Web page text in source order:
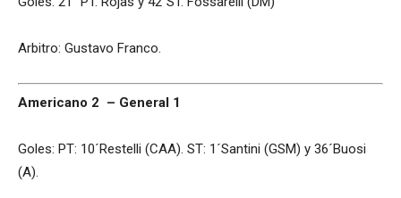
Arbitro: Gustavo Franco.
Americano 2 – General 1
Goles: PT: 10´Restelli (CAA). ST: 1´Santini (GSM) y 36´Buosi
(A).